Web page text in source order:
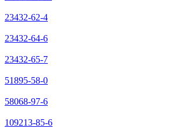
23432-62-4
23432-64-6
23432-65-7
51895-58-0
58068-97-6
109213-85-6